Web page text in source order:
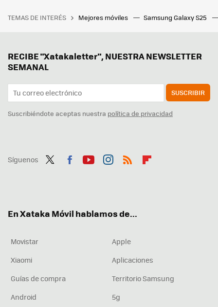
TEMAS DE INTERÉS Mejores móviles Samsung Galaxy S25
RECIBE "Xatakaletter", NUESTRA NEWSLETTER
SEMANAL
SUSCRIBIR
Suscribiéndote aceptas nuestra política de privacidad
Síguenos
En Xataka Móvil hablamos de...
Movistar
Apple
Xiaomi
Aplicaciones
Guías de compra
Territorio Samsung
Android
5g